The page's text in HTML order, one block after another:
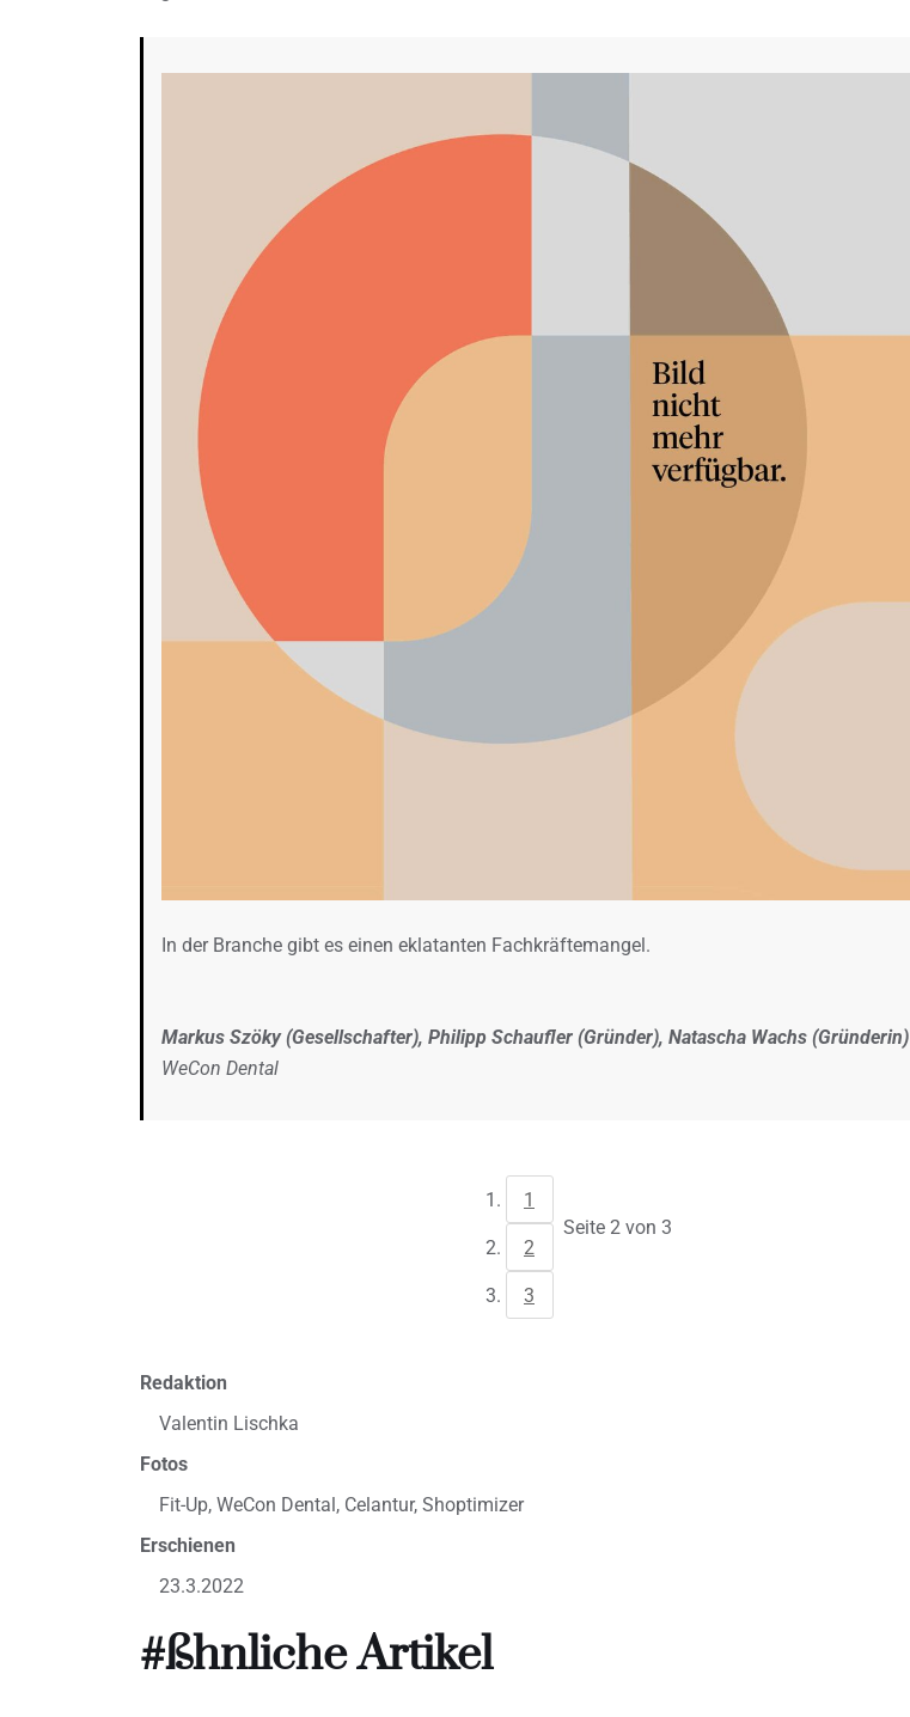
In der Branche gibt es einen eklatanten Fachkräftemangel.
Markus Szöky (Gesellschafter), Philipp Schaufler (Gründer), Natascha Wachs (Gründerin)
WeCon Dental
1
2
3
Seite 2 von 3
Redaktion
Valentin Lischka
Fotos
Fit-Up, WeCon Dental, Celantur, Shoptimizer
Erschienen
23.3.2022
#ßhnliche Artikel